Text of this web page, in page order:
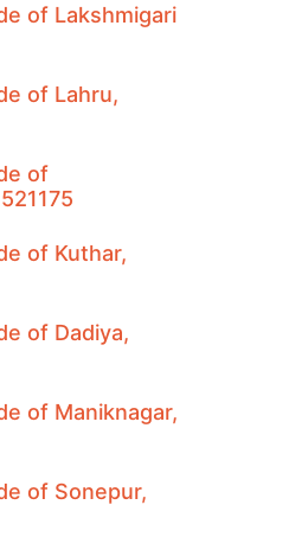
of Lakshmigari
of Lahru,
of
of Kuthar,
of Dadiya,
of Maniknagar,
of Sonepur,